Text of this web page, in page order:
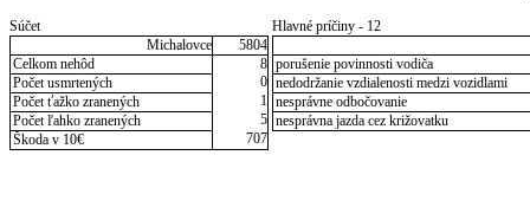
Súčet
Michalovce
5804
Celkom nehôd
8
Počet usmrtených
0
Počet ťažko zranených
1
Počet ľahko zranených
5
Škoda v 10€
707
Hlavné príčiny - 12
porušenie povinnosti vodiča
nedodržanie vzdialenosti medzi vozidlami
nesprávne odbočovanie
nesprávna jazda cez križovatku